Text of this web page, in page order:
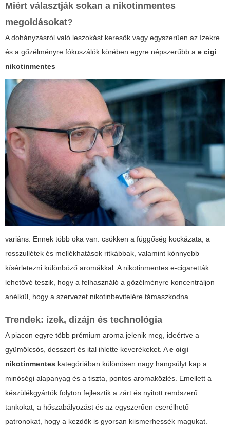
Miért választják sokan a nikotinmentes
megoldásokat?
A dohányzásról való leszokást keresők vagy egyszerűen az ízekre
és a gőzélményre fókuszálók körében egyre népszerűbb a e cigi
nikotinmentes
variáns. Ennek több oka van: csökken a függőség kockázata, a
rosszullétek és mellékhatások ritkábbak, valamint könnyebb
kísérletezni különböző aromákkal. A nikotinmentes e-cigaretták
lehetővé teszik, hogy a felhasználó a gőzélményre koncentráljon
anélkül, hogy a szervezet nikotinbevitelére támaszkodna.
Trendek: ízek, dizájn és technológia
A piacon egyre több prémium aroma jelenik meg, ideértve a
gyümölcsös, desszert és ital ihlette keverékeket. Ae cigi
nikotinmentes kategóriában különösen nagy hangsúlyt kap a
minőségi alapanyag és a tiszta, pontos aromaközlés. Emellett a
készülékgyártók folyton fejlesztik a zárt és nyitott rendszerű
tankokat, a hőszabályozást és az egyszerűen cserélhető
patronokat, hogy a kezdők is gyorsan kiismerhessék magukat.